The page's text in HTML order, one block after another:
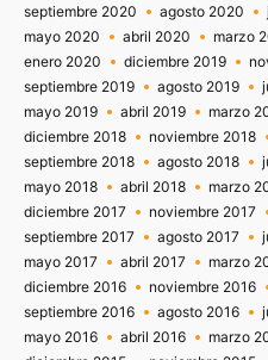
septiembre 2020
agosto 2020
mayo 2020
abril 2020 marzo
enero 2020
diciembre 2019
septiembre 2019
agosto 2019
mayo 2019
abril 2019 marzo
diciembre 2018
noviembre 2018
septiembre 2018
agosto 2018
mayo 2018
abril 2018 marzo
diciembre 2017
noviembre 2017
septiembre 2017
agosto 2017
mayo 2017
abril 2017 marzo
diciembre 2016
noviembre 2016
septiembre 2016
agosto 2016
mayo 2016
abril 2016 marzo